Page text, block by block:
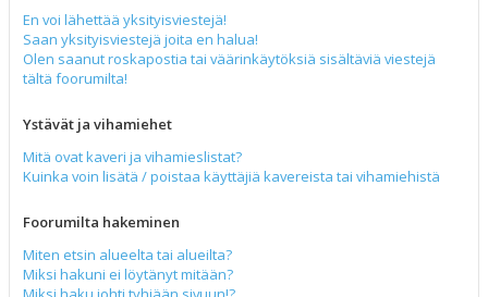
En voi lähettää yksityisviestejä!
Saan yksityisviestejä joita en halua!
Olen saanut roskapostia tai väärinkäytöksiä sisältäviä viestejä
tältä foorumilta!
Ystävät ja vihamiehet
Mitä ovat kaveri ja vihamieslistat?
Kuinka voin lisätä / poistaa käyttäjiä kavereista tai vihamiehistä
Foorumilta hakeminen
Miten etsin alueelta tai alueilta?
Miksi hakuni ei löytänyt mitään?